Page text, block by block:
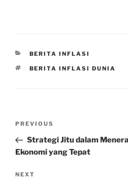
CATEGORIES
BERITA INFLASI
TAGS
BERITA INFLASI DUNIA
Previous
Post
PREVIOUS
Strategi Jitu dalam
Ekonomi yang Tepat
Next
NEXT